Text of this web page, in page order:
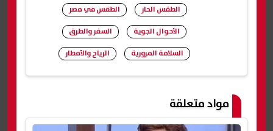
شارك
الطقس الحار
الطقس في مصر
الأحوال الجوية
السفر والطرق
السلامة المرورية
الرياح والأمطار
مواد متعلقة